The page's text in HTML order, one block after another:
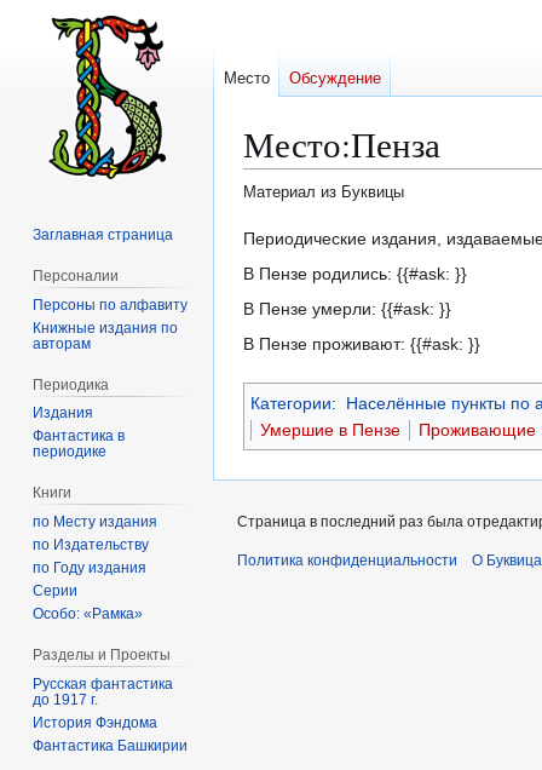
Место:Пенза
Материал из Буквицы
Перейти
к
Перейти
к
Периодические издания,
В Пензе родились: {{#ask: }}
В Пензе умерли: {{#ask: }}
В Пензе проживают: {{#ask: }}
Категории:
Населённые пункты по
Умершие в Пензе
Проживающие
Место Обсуждение
Заглавная страница
Персоналии
Персоны по алфавиту
Книжные издания по
авторам
Периодика
Издания
Фантастика в
периодике
Книги
по Месту издания
по Издательству
по Году издания
Серии
Особо: «Рамка»
Разделы и Проекты
Русская фантастика
до 1917 г.
История Фэндома
Фантастика Башкирии
Страница в последний раз была
Политика конфиденциальности О Буквица